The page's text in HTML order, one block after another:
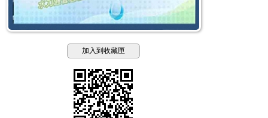
加入到收藏匣